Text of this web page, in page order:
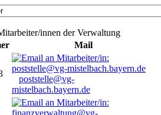
innen der Verwaltung
Mail
poststelle@vg-
mistelbach.bayern.de